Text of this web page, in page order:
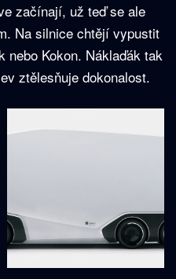
začínají, už teď se ale
Na silnice chtějí vypustit
nebo Kokon. Náklaďák tak
ztělesňuje dokonalost.